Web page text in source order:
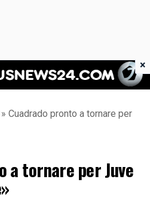
News 24
» Cuadrado pronto a tornare per
a tornare per Juve
×